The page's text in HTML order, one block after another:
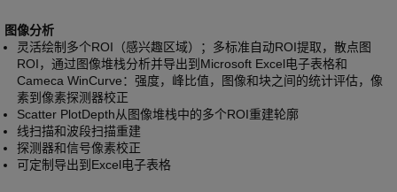
图像分析
灵活绘制多个ROI（感兴趣区域）；多标准自动ROI提取，散点图
ROI，通过图像堆栈分析并导出到Microsoft Excel电子表格和
Cameca WinCurve：强度，峰比值，图像和块之间的统计评估，像
素到像素探测器校正
Scatter PlotDepth从图像堆栈中的多个ROI重建轮廓
线扫描和波段扫描重建
探测器和信号像素校正
可定制导出到Excel电子表格